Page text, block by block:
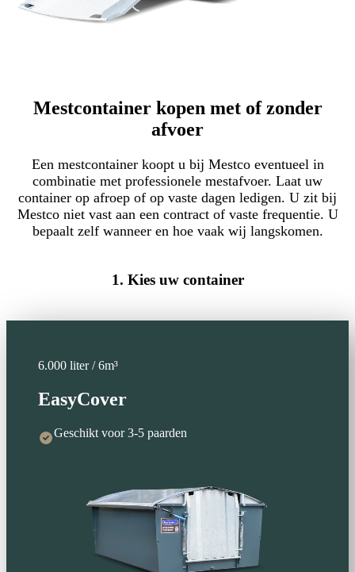
Mestcontainer kopen met of zonder
afvoer
Een mestcontainer koopt u bij Mestco eventueel in
combinatie met professionele mestafvoer. Laat uw
container op afroep of op vaste dagen ledigen. U zit bij
Mestco niet vast aan een contract of vaste frequentie. U
bepaalt zelf wanneer en hoe vaak wij langskomen.
1. Kies uw container
6.000 liter / 6m³
EasyCover
Geschikt voor 3-5 paarden